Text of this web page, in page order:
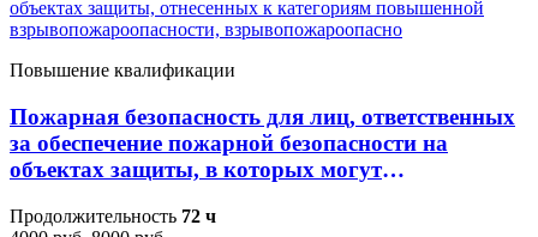
Повышение квалификации
Пожарная безопасность для лиц, ответственных
за обеспечение пожарной безопасности на
объектах защиты, в которых могут
объектах защиты, отнесенных к категориям
Продолжительность 72 ч